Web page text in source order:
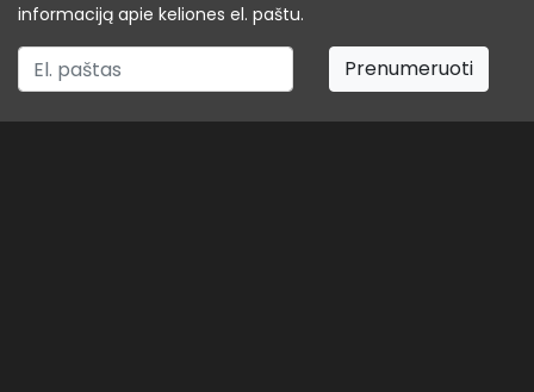
informaciją apie keliones el. paštu.
Prenumeruoti